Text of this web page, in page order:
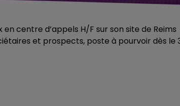
centre d’appels H/F sur son site de Reims
et prospects, poste à pourvoir dès le